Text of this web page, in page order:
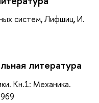
систем, Лифшиц, И.
литература
Кн.1: Механика.